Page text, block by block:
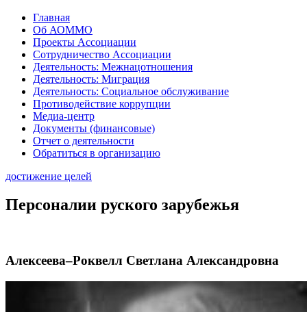
Главная
Об АОММО
Проекты Ассоциации
Сотрудничество Ассоциации
Деятельность: Межнацотношения
Деятельность: Миграция
Деятельность: Социальное обслуживание
Противодействие коррупции
Медиа-центр
Документы (финансовые)
Отчет о деятельности
Обратиться в организацию
достижение целей
Персоналии руского зарубежья
Алексеева–Роквелл Светлана Александровна